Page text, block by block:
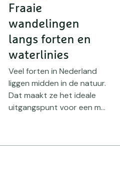
Fraaie
wandelingen
langs forten en
waterlinies
Veel forten in Nederland
liggen midden in de natuur.
Dat maakt ze het ideale
uitgangspunt voor een m...